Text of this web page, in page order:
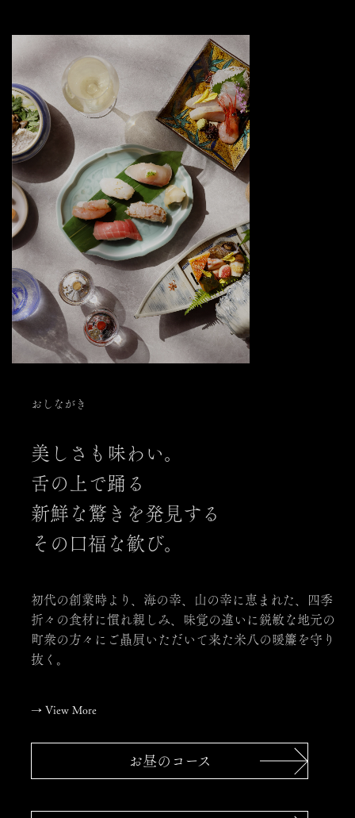
おしながき
美しさも味わい。
舌の上で踊る
新鮮な驚きを発見する
その口福な歓び。
初代の創業時より、海の幸、山の幸に恵まれた、四季
折々の食材に慣れ親しみ、味覚の違いに鋭敏な地元の
町衆の方々にご贔屓いただいて来た米八の暖簾を守り
抜く。
→ View More
お昼のコース